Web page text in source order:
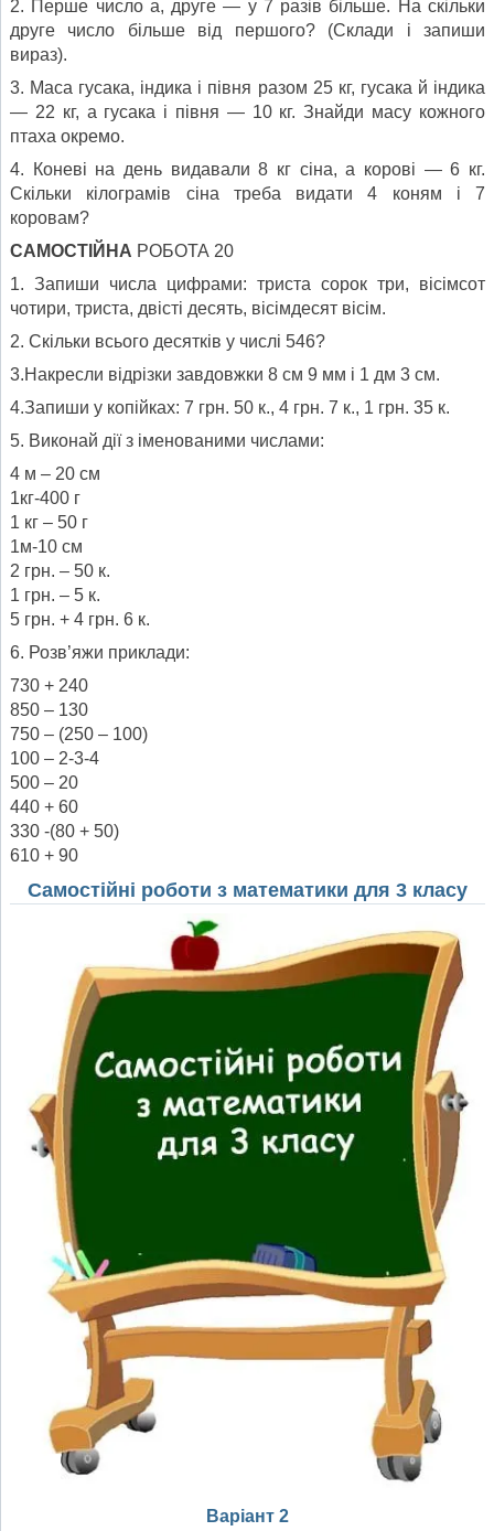
2. Перше число а, друге — у 7 разів більше. На скільки
друге число більше від першого? (Склади і запиши
вираз).
3. Маса гусака, індика і півня разом 25 кг, гусака й індика
— 22 кг, а гусака і півня — 10 кг. Знайди масу кожного
птаха окремо.
4. Коневі на день видавали 8 кг сіна, а корові — 6 кг.
Скільки кілограмів сіна треба видати 4 коням і 7
коровам?
САМОСТІЙНА РОБОТА 20
1. Запиши числа цифрами: триста сорок три, вісімсот
чотири, триста, двісті десять, вісімдесят вісім.
2. Скільки всього десятків у числі 546?
3.Накресли відрізки завдовжки 8 см 9 мм і 1 дм 3 см.
4.Запиши у копійках: 7 грн. 50 к., 4 грн. 7 к., 1 грн. 35 к.
5. Виконай дії з іменованими числами:
4 м – 20 см
1кг-400 г
1 кг – 50 г
1м-10 см
2 грн. – 50 к.
1 грн. – 5 к.
5 грн. + 4 грн. 6 к.
6. Розв’яжи приклади:
730 + 240
850 – 130
750 – (250 – 100)
100 – 2-3-4
500 – 20
440 + 60
330 -(80 + 50)
610 + 90
Самостійні роботи з математики для 3 класу
Варіант 2